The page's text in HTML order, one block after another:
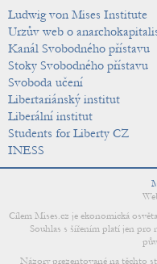
Ludwig von Mises Institute
Urzův web o
Kanál Svobodného přístavu
Stoky Svobodného přístavu
Svoboda učení
Libertariánský institut
Liberální institut
Students for Liberty CZ
INESS
Cílem Mises.cz je ekonomická
Souhlas s šířením platí jen pro
Názory prezentované na těchto